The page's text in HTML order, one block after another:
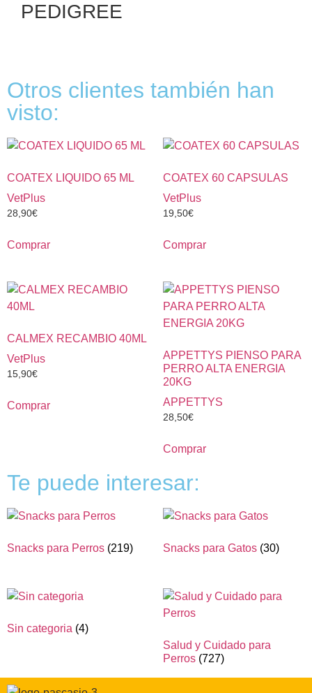
PEDIGREE
Otros clientes también han
visto:
COATEX LIQUIDO 65 ML
VetPlus
28,90€
Comprar
COATEX 60 CAPSULAS
VetPlus
19,50€
Comprar
CALMEX RECAMBIO 40ML
VetPlus
15,90€
Comprar
APPETTYS PIENSO PARA
PERRO ALTA ENERGIA
20KG
APPETTYS
28,50€
Comprar
Te puede interesar:
Snacks para Perros (219) Snacks para Gatos (30)
Sin categoria (4)
Salud y Cuidado para
Perros (727)